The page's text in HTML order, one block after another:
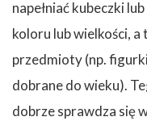
napełniać kubeczki
koloru lub wielkości,
przedmioty (np.
dobrane do wieku).
dobrze sprawdza się